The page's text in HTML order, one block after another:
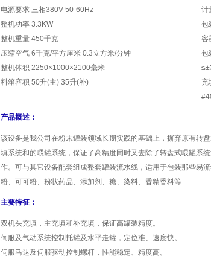
电源要求 三相380V 50-60Hz
整机功率 3.3KW
整机重量 450千克
压缩空气 6千克/平方厘米 0.3立方米/分钟
整机体积 2250×1000×2100毫米
料箱容积 50升(主) 35升(补)
计
包
容
包
充
产品概述：
该设备是我公司在粉末罐装领域长期实践的基础上，摒弃原有转
填系统和的喂罐系统，保证了高精度同时又去除了转盘式喂罐系
作。可与其它设备配套组成整套罐装流水线，适用于包装那些易
粉、可可粉、粉状药品、添加剂、糖、染料、香精香料等
主要特征：
双机头充填，主充填和补充填，保证高罐装精度。
伺服及气动系统控制托罐及水平走罐，定位准、速度快。
伺服马达及伺服驱动控制螺杆，性能稳定、精度高。